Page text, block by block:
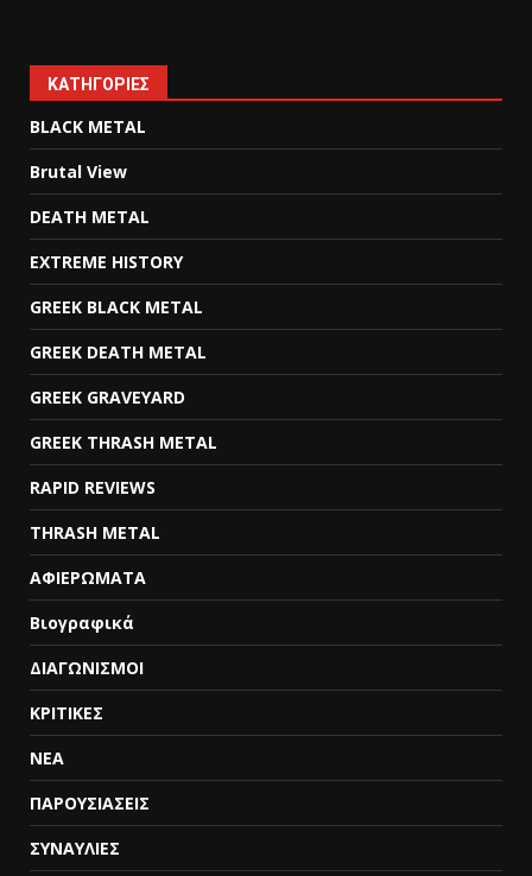
KΑΤΗΓΟΡΊΕΣ
BLACK METAL
Brutal View
DEATH METAL
EXTREME HISTORY
GREEK BLACK METAL
GREEK DEATH METAL
GREEK GRAVEYARD
GREEK THRASH METAL
RAPID REVIEWS
THRASH METAL
ΑΦΙΕΡΩΜΑΤΑ
Βιογραφικά
ΔΙΑΓΩΝΙΣΜΟΙ
ΚΡΙΤΙΚΕΣ
ΝΕΑ
ΠΑΡΟΥΣΙΑΣΕΙΣ
ΣΥΝΑΥΛΙΕΣ